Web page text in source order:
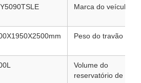
Marca do veículo
Peso do travão
Volume do
reservatório de água